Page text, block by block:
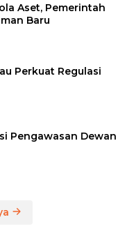
Aset, Pemerintah
Baru
Perkuat Regulasi
Pengawasan Dewan